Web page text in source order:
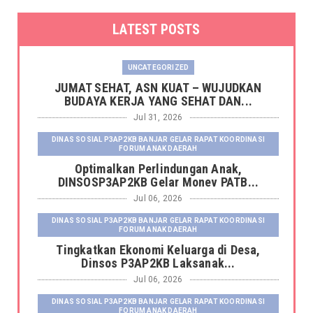
LATEST POSTS
UNCATEGORIZED
JUMAT SEHAT, ASN KUAT – WUJUDKAN
BUDAYA KERJA YANG SEHAT DAN...
Jul 31, 2026
DINAS SOSIAL P3AP2KB BANJAR GELAR RAPAT KOORDINASI
FORUM ANAK DAERAH
Optimalkan Perlindungan Anak,
DINSOSP3AP2KB Gelar Monev PATB...
Jul 06, 2026
DINAS SOSIAL P3AP2KB BANJAR GELAR RAPAT KOORDINASI
FORUM ANAK DAERAH
Tingkatkan Ekonomi Keluarga di Desa,
Dinsos P3AP2KB Laksanak...
Jul 06, 2026
DINAS SOSIAL P3AP2KB BANJAR GELAR RAPAT KOORDINASI
FORUM ANAK DAERAH